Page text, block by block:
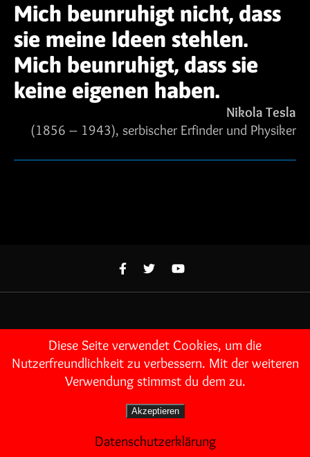
Mich beunruhigt nicht, dass
sie meine Ideen stehlen.
Mich beunruhigt, dass sie
keine eigenen haben.
Nikola Tesla
(1856 – 1943), serbischer Erfinder und Physiker
SCHLAGWÖRTER
A PLAGUE TALE
ASSASSIN'S CREED ASTRO BOT
Diese Seite verwendet Cookies, um die
Nutzerfreundlichkeit zu verbessern. Mit der weiteren
Verwendung stimmst du dem zu.
Akzeptieren
Datenschutzerklärung